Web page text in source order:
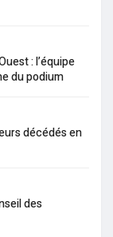
: l’équipe
du podium
décédés en
des